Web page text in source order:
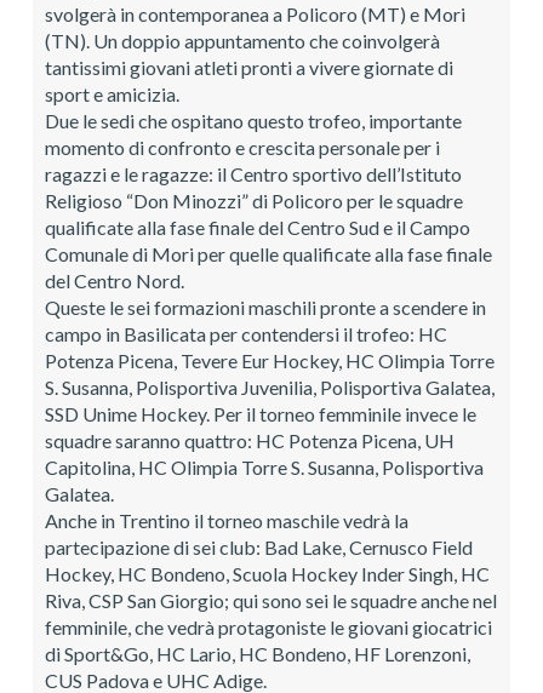
svolgerà in contemporanea a Policoro (MT) e Mori
(TN). Un doppio appuntamento che coinvolgerà
tantissimi giovani atleti pronti a vivere giornate di
sport e amicizia.
Due le sedi che ospitano questo trofeo, importante
momento di confronto e crescita personale per i
ragazzi e le ragazze: il Centro sportivo dell’Istituto
Religioso “Don Minozzi” di Policoro per le squadre
qualificate alla fase finale del Centro Sud e il Campo
Comunale di Mori per quelle qualificate alla fase finale
del Centro Nord.
Queste le sei formazioni maschili pronte a scendere in
campo in Basilicata per contendersi il trofeo: HC
Potenza Picena, Tevere Eur Hockey, HC Olimpia Torre
S. Susanna, Polisportiva Juvenilia, Polisportiva Galatea,
SSD Unime Hockey. Per il torneo femminile invece le
squadre saranno quattro: HC Potenza Picena, UH
Capitolina, HC Olimpia Torre S. Susanna, Polisportiva
Galatea.
Anche in Trentino il torneo maschile vedrà la
partecipazione di sei club: Bad Lake, Cernusco Field
Hockey, HC Bondeno, Scuola Hockey Inder Singh, HC
Riva, CSP San Giorgio; qui sono sei le squadre anche nel
femminile, che vedrà protagoniste le giovani giocatrici
di Sport&Go, HC Lario, HC Bondeno, HF Lorenzoni,
CUS Padova e UHC Adige.